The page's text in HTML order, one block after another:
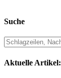
Suche
Aktuelle Artikel: